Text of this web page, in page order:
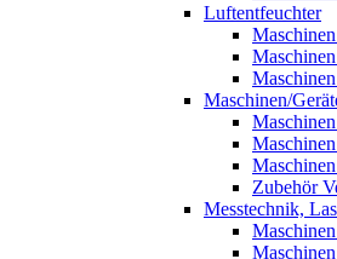
Luftentfeuchter
Maschinen/
Zubehör
Messtechnik,